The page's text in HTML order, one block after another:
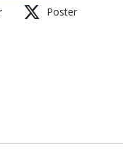
Poster